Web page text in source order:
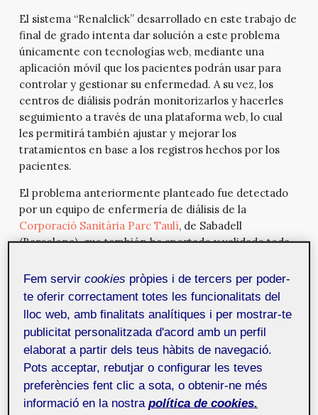
El sistema “Renalclick” desarrollado en este trabajo de
final de grado intenta dar solución a este problema
únicamente con tecnologías web, mediante una
aplicación móvil que los pacientes podrán usar para
controlar y gestionar su enfermedad. A su vez, los
centros de diálisis podrán monitorizarlos y hacerles
seguimiento a través de una plataforma web, lo cual
les permitirá también ajustar y mejorar los
tratamientos en base a los registros hechos por los
pacientes.
El problema anteriormente planteado fue detectado
por un equipo de enfermería de diálisis de la
Corporació Sanitària Parc Taulí, de Sabadell
(Barcelona), que también ha aportado y validado toda
hubiera podido realizarse.
Etapas y retos
En una primera fase deanálisis y definición de
requerimientos, se establecieron las bases del
funcionamiento del sistema:
Fem servircookies pròpies i de tercers per poder-
te oferir correctament totes les funcionalitats del
lloc web, amb finalitats analítiques i per mostrar-te
publicitat personalitzada d'acord amb un perfil
elaborat a partir dels teus hàbits de navegació.
Pots acceptar, rebutjar o configurar les teves
preferències fent clic a sota, o obtenir-ne més
informació en la nostra política de cookies.